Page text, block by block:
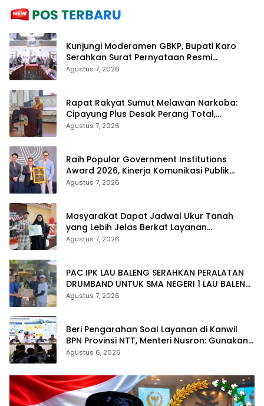
Kunjungi Moderamen GBKP, Bupati Karo
Serahkan Surat Pernyataan Resmi
Penyerahan Aset RSUD Kabanjahe
Agustus 7, 2026
Rapat Rakyat Sumut Melawan Narkoba:
Cipayung Plus Desak Perang Total,
Generasi Muda Jadi Benteng Utama
Agustus 7, 2026
Raih Popular Government Institutions
Award 2026, Kinerja Komunikasi Publik
Kementerian ATR/BPN Kembali Diakui
Agustus 7, 2026
Masyarakat Dapat Jadwal Ukur Tanah
yang Lebih Jelas Berkat Layanan
Pengukuran Terjadwal
Agustus 7, 2026
PAC IPK LAU BALENG SERAHKAN PERALATAN
DRUMBAND UNTUK SMA NEGERI 1 LAU BALENG
SAMBUT HUT RI KE-81
Agustus 7, 2026
Beri Pengarahan Soal Layanan di Kanwil
BPN Provinsi NTT, Menteri Nusron: Gunakan
Sudut Pandang Masyarakat
Agustus 6, 2026